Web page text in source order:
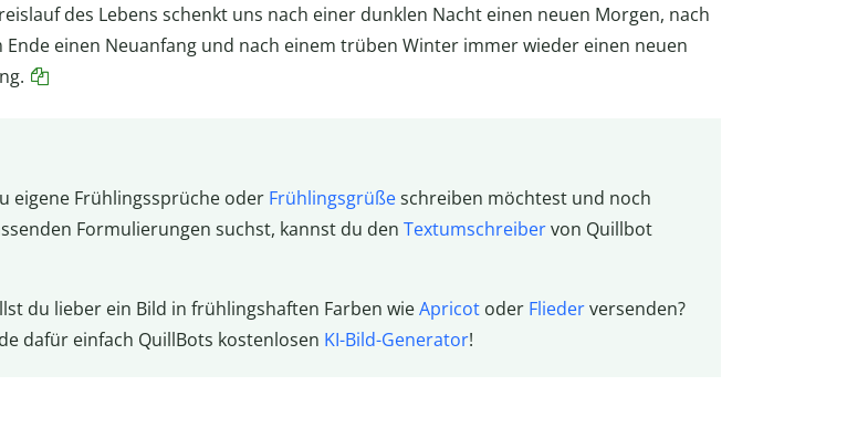
des Lebens schenkt uns nach einer dunklen Nacht einen neuen Morgen, nach
Ende einen Neuanfang und nach einem trüben Winter immer wieder einen neuen
eigene Frühlingssprüche oder Frühlingsgrüßeschreiben möchtest und noch
Formulierungen suchst, kannst du den Textumschreibervon Quillbot
du lieber ein Bild in frühlingshaften Farben wieApricotoder Fliederversenden?
dafür einfach QuillBots kostenlosen KI-Bild-Generator!